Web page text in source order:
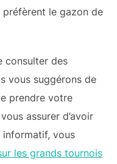
préfèrent le gazon de
consulter des
vous suggérons de
prendre votre
assurer d’avoir
vous
les grands tournois